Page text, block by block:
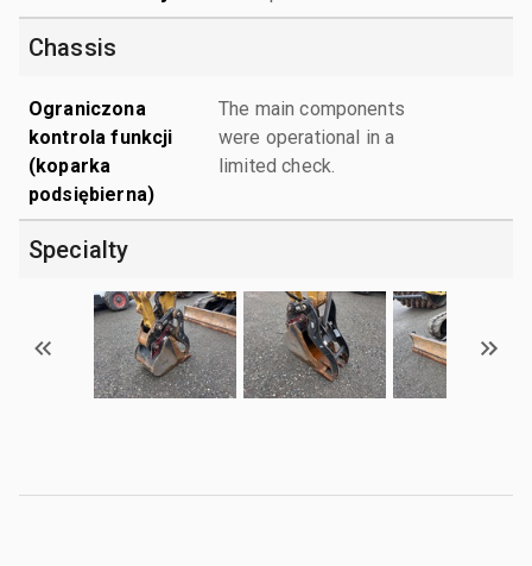
Chassis
Ograniczona
kontrola funkcji
(koparka
podsiębierna)
The main components
were operational in a
limited check.
Specialty